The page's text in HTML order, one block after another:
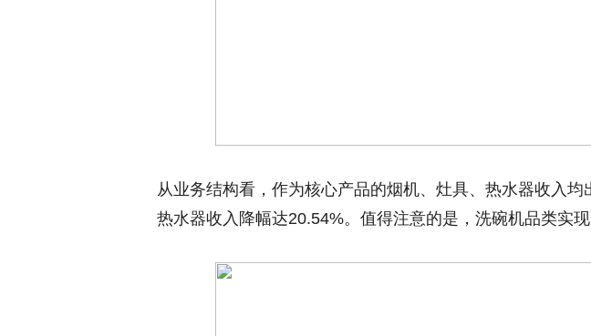
从业务结构看，作为核心产品的烟机、灶具、热水器收入均
热水器收入降幅达20.54%。值得注意的是，洗碗机品类实现